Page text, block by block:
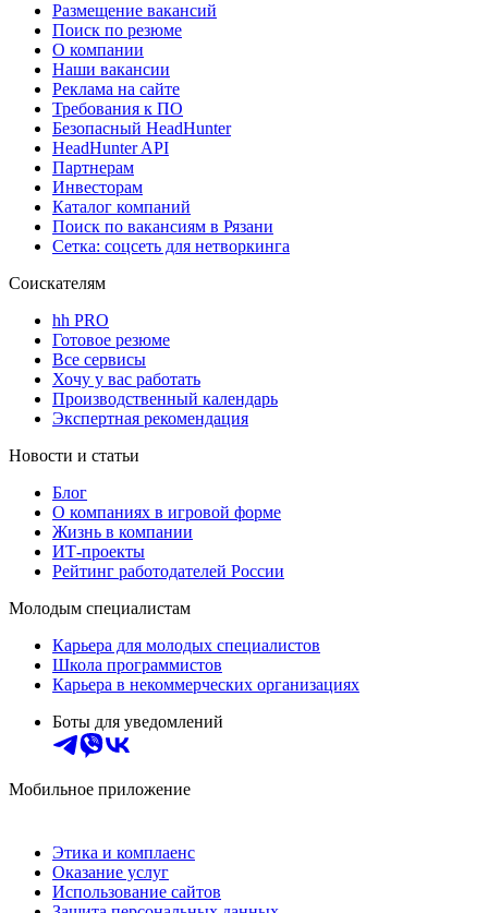
Размещение вакансий
Поиск по резюме
О компании
Наши вакансии
Реклама на сайте
Требования к ПО
Безопасный HeadHunter
HeadHunter API
Партнерам
Инвесторам
Каталог компаний
Поиск по вакансиям в Рязани
Сетка: соцсеть для нетворкинга
Соискателям
hh PRO
Готовое резюме
Все сервисы
Хочу у вас работать
Производственный календарь
Экспертная рекомендация
Новости и статьи
Блог
О компаниях в игровой форме
Жизнь в компании
ИТ-проекты
Рейтинг работодателей России
Молодым специалистам
Карьера для молодых специалистов
Школа программистов
Карьера в некоммерческих организациях
Боты для уведомлений
Мобильное приложение
Этика и комплаенс
Оказание услуг
Использование сайтов